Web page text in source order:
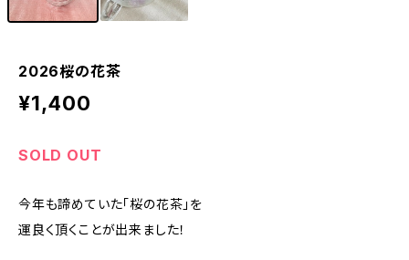
2026桜の花茶
¥1,400
SOLD OUT
今年も諦めていた「桜の花茶」を
運良く頂くことが出来ました！